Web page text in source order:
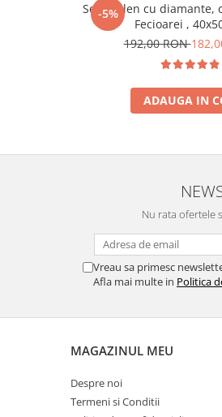
-5%
Set goblen cu diamante,
Fecioarei ,
192,00 RON
ADAUGA IN
Nu rata ofertele
Vreau sa primesc
Afla mai multe in Politica
MAGAZINUL MEU
Despre noi
Termeni si Conditii